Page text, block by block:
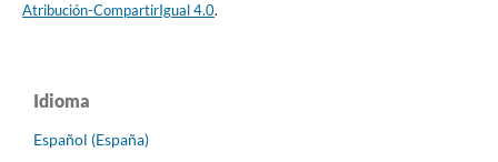
Atribución-CompartirIgual 4.0.
Idioma
Español (España)